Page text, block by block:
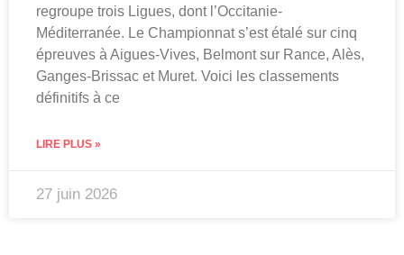
regroupe trois Ligues, dont l’Occitanie-
Méditerranée. Le Championnat s’est étalé sur cinq
épreuves à Aigues-Vives, Belmont sur Rance, Alès,
Ganges-Brissac et Muret. Voici les classements
définitifs à ce
LIRE PLUS »
27 juin 2026